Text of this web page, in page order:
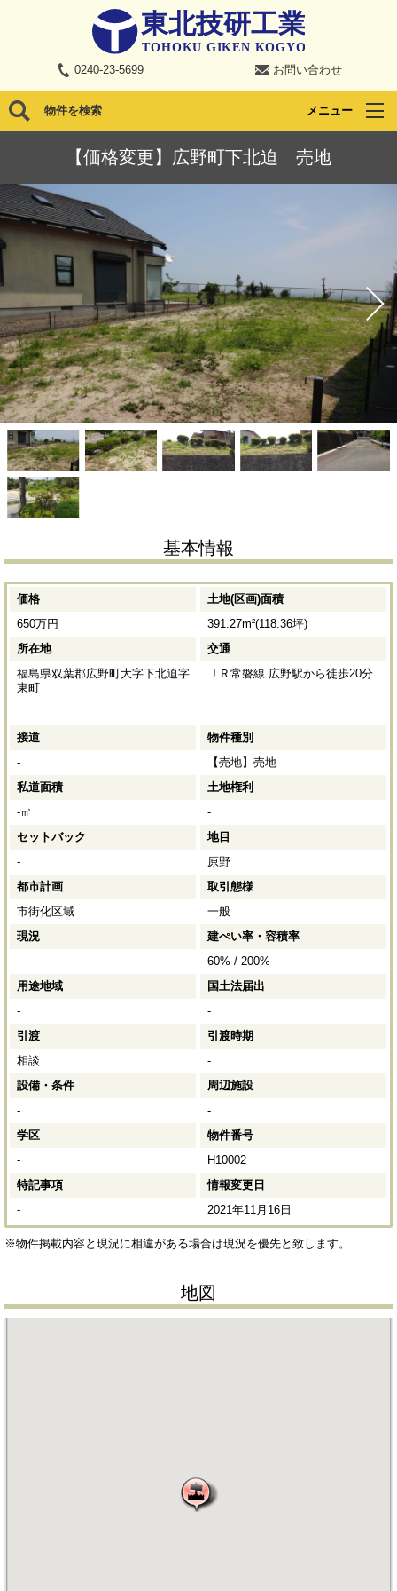
0240-23-5699 お問い合わせ
物件を検索 メニュー
【価格変更】広野町下北迫 売地
基本情報
価格
650万円
土地(区画)面積
391.27m²(118.36坪)
所在地
福島県双葉郡広野町大字下北迫字
東町
交通
ＪＲ常磐線 広野駅から徒歩20分
接道
-
物件種別
【売地】売地
私道面積
-㎡
土地権利
-
セットバック
-
地目
原野
都市計画
市街化区域
取引態様
一般
現況
-
建ぺい率・容積率
60% / 200%
用途地域
-
国土法届出
-
引渡
相談
引渡時期
-
設備・条件
-
周辺施設
-
学区
-
物件番号
H10002
特記事項
-
情報変更日
2021年11月16日
※物件掲載内容と現況に相違がある場合は現況を優先と致します。
地図